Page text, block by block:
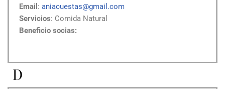
Email : aniacuestas@gmail.com
Servicios: Comida Natural
Beneficio socias:
D